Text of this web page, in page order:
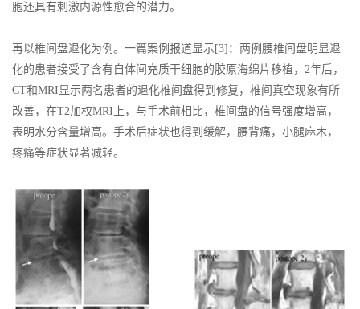
胞还具有刺激内源性愈合的潜力。
再以椎间盘退化为例。一篇案例报道显示[3]：两例腰椎间盘明显退
化的患者接受了含有自体间充质干细胞的胶原海绵片移植，2年后，
CT和MRI显示两名患者的退化椎间盘得到修复，椎间真空现象有所
改善，在T2加权MRI上，与手术前相比，椎间盘的信号强度增高，
表明水分含量增高。手术后症状也得到缓解，腰背痛，小腿麻木，
疼痛等症状显著减轻。